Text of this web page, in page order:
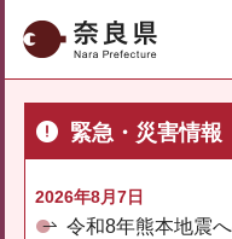
奈良県
緊急・災害情報
2026年8月7日
令和8年熊本地震